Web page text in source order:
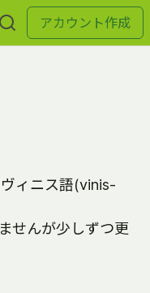
アカウント作成
ィニス語(vinis-
せんが少しずつ更